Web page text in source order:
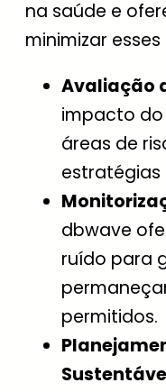
na saúde e
minimizar
Avaliação
impacto
áreas de
dbwave
ruído para
permitidos.